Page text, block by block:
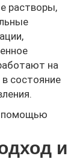
растворы,
на
состояние
и